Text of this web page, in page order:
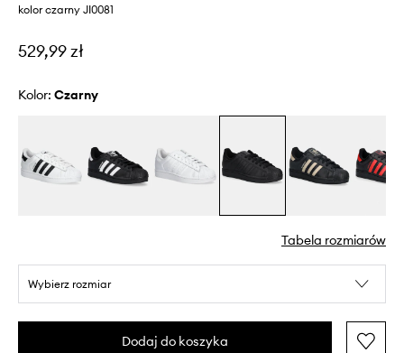
kolor czarny JI0081
529,99 zł
Kolor: czarny
Tabela rozmiarów
Wybierz rozmiar
Dodaj do koszyka